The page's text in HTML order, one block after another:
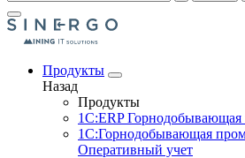
Продукты
Назад
Продукты
1С:ERP
1С:Горнодобывающая
Оперативный учет